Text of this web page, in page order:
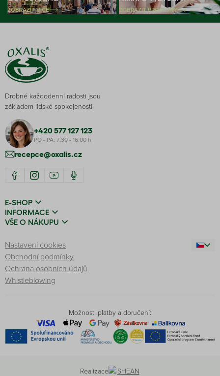
ZOBRAZIT VÍCE ZOBRAZIT PRODEJNY
Drobné každodenní radosti jsou
základem lidské spokojenosti.
+420 577 127 123
PO - PÁ: 7:30 - 16:00 h
recepce@oxalis.cz
E-SHOP
INFORMACE
VŠE O NÁKUPU
Nastavení cookies
Obchodní podmínky
Ochrana osobních údajů
Whistleblowing
Možnosti platby a doručení:
Realizace